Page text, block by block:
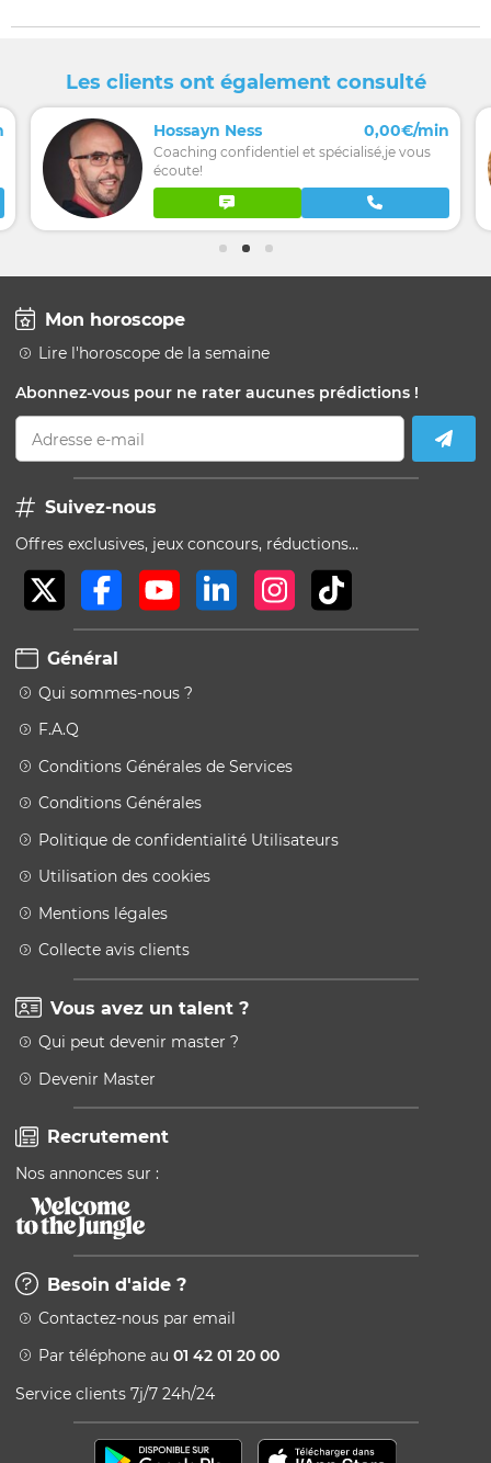
Les clients ont également consulté
Hossayn Ness 0,00€/min
Coaching confidentiel et spécialisé,je vous
écoute!
Mon horoscope
Lire l'horoscope de la semaine
Abonnez-vous pour ne rater aucunes prédictions !
Adresse e-mail
Suivez-nous
Offres exclusives, jeux concours, réductions…
Général
Qui sommes-nous ?
F.A.Q
Conditions Générales de Services
Conditions Générales
Politique de confidentialité Utilisateurs
Utilisation des cookies
Mentions légales
Collecte avis clients
Vous avez un talent ?
Qui peut devenir master ?
Devenir Master
Recrutement
Nos annonces sur :
Besoin d'aide ?
Contactez-nous par email
Par téléphone au 01 42 01 20 00
Service clients 7j/7 24h/24